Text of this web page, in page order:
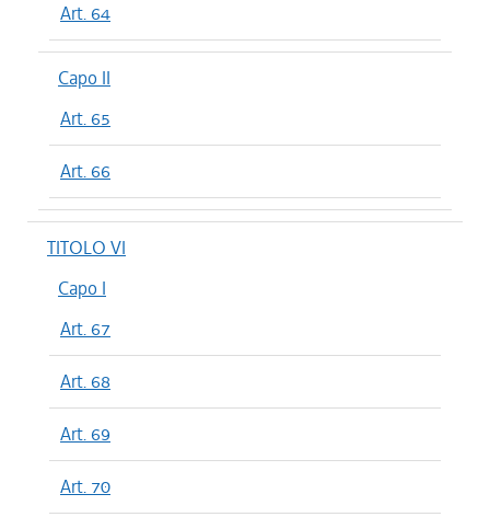
Art. 64
Capo II
Art. 65
Art. 66
TITOLO VI
Capo I
Art. 67
Art. 68
Art. 69
Art. 70